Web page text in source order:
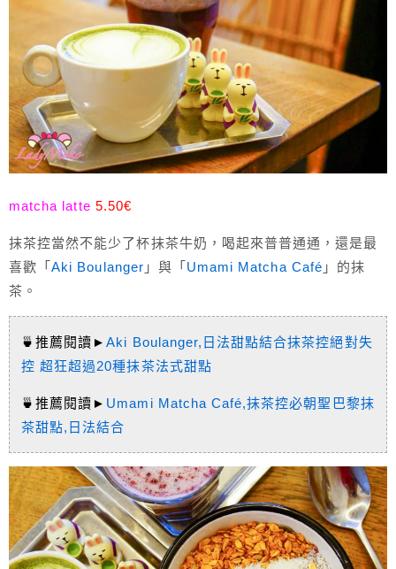
matcha latte 5.50€
抹茶控當然不能少了杯抹茶牛奶，喝起來普普通通，還是最
喜歡「Aki Boulanger 」與「 Umami Matcha Café 」的抹
茶。
🍵推薦閱讀►Aki Boulanger,日法甜點結合抹茶控絕對失
控 超狂超過20種抹茶法式甜點
🍵推薦閱讀► Umami Matcha Café,抹茶控必朝聖巴黎抹
茶甜點,日法結合